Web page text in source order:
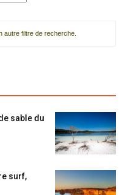
autre filtre de recherche.
sable du
surf,